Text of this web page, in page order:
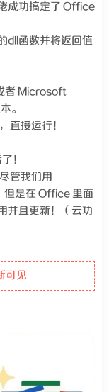
成功搞定了 Office
dll函数并将返回值
者 Microsoft
。
接运行！
！
管我们用
但是在 Office 里面
并且更新！（云功
可见